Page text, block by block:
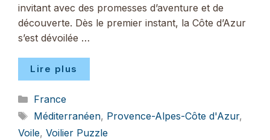
invitant avec des promesses d’aventure et de
découverte. Dès le premier instant, la Côte d’Azur
s’est dévoilée …
Lire plus
Catégories
France
Étiquettes
Méditerranéen, Provence-Alpes-Côte d'Azur,
Voile, Voilier Puzzle